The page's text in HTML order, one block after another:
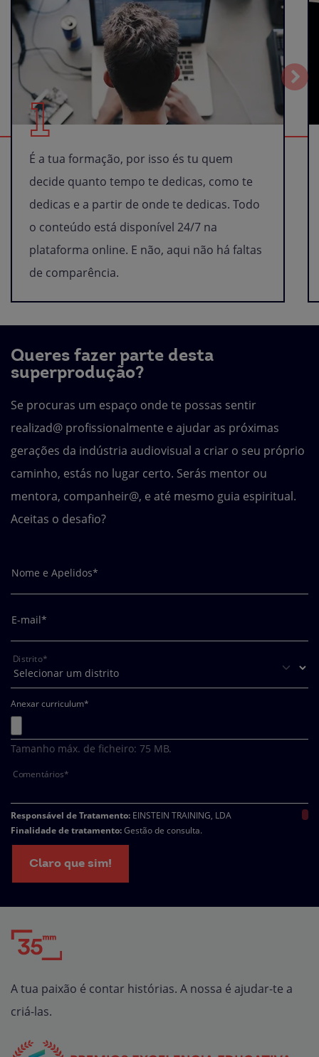
1
É a tua formação, por isso és tu quem
decide quanto tempo te dedicas, como te
dedicas e a partir de onde te dedicas. Todo
o conteúdo está disponível 24/7 na
plataforma online. E não, aqui não há faltas
de comparência.
Queres fazer parte desta
superprodução?
Se procuras um espaço onde te possas sentir
realizad@ profissionalmente e ajudar as próximas
gerações da indústria audiovisual a criar o seu próprio
caminho, estás no lugar certo. Serás mentor ou
mentora, companheir@, e até mesmo guia espiritual.
Aceitas o desafio?
Nome e Apelidos*
E-mail*
Distrito*
Anexar curriculum*
Tamanho máx. de ficheiro: 75 MB.
Comentários*
Responsável de Tratamento: EINSTEIN TRAINING, LDA
Finalidade de tratamento:Gestão de consulta.
Encarregado da Proteção de Dados:
Destinatários:Nenhum dado será transferido, exceto por obrigação legal. /
Direitos: aceder, retificar e excluir os dados, bem como outros direitos,
conforme o explicito naPolítica de Privacidade.
Claro que sim!
A tua paixão é contar histórias. A nossa é ajudar-te a
criá-las.